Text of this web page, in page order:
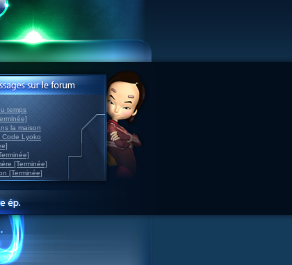
temps
la maison
Lyoko
[Terminée]
[Terminée]